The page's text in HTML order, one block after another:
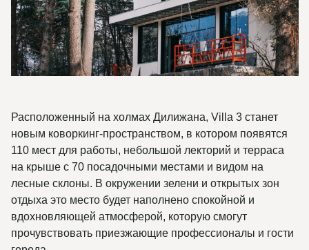
Расположенный на холмах Дилижана, Villa 3 станет
новым коворкинг-пространством, в котором появятся
110 мест для работы, небольшой лекторий и терраса
на крыше с 70 посадочными местами и видом на
лесные склоны. В окружении зелени и открытых зон
отдыха это место будет наполнено спокойной и
вдохновляющей атмосферой, которую смогут
прочувствовать приезжающие профессионалы и гости